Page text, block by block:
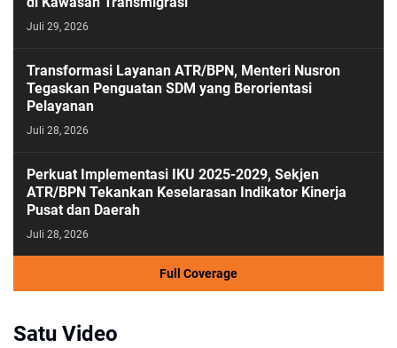
Juli 29, 2026
Transformasi Layanan ATR/BPN, Menteri Nusron
Tegaskan Penguatan SDM yang Berorientasi
Pelayanan
Juli 28, 2026
Perkuat Implementasi IKU 2025-2029, Sekjen
ATR/BPN Tekankan Keselarasan Indikator Kinerja
Pusat dan Daerah
Juli 28, 2026
Full Coverage
Satu Video